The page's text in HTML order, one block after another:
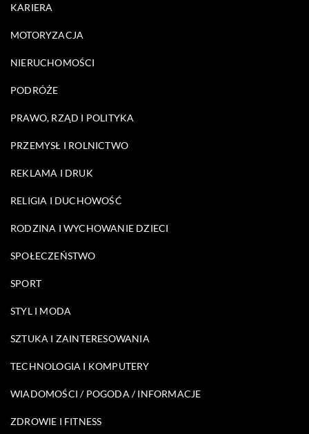
KARIERA
MOTORYZACJA
NIERUCHOMOŚCI
PODRÓŻE
PRAWO, RZĄD I POLITYKA
PRZEMYSŁ I ROLNICTWO
REKLAMA I DRUK
RELIGIA I DUCHOWOŚĆ
RODZINA I WYCHOWANIE DZIECI
SPOŁECZEŃSTWO
SPORT
STYL I MODA
SZTUKA I ZAINTERESOWANIA
TECHNOLOGIA I KOMPUTERY
WIADOMOŚCI / POGODA / INFORMACJE
ZDROWIE I FITNESS